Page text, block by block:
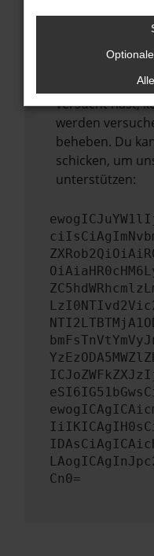
führen, dass
Wende dich
Wenn du alle
versucht hast,
werden
beheben. Du
schicken, um
unterstützen:
Cn0=